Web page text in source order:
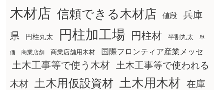
木材店 信頼できる木材店 値段
兵庫
県
円柱丸太 円柱加工場 円柱材 半割丸太 単
価 商業店舗 商業店舗用木材 国際フロンティア産業メッセ
土木工事等で使う木材
土木工事等で使われる
木材
土木用仮設資材 土木用木材 在庫